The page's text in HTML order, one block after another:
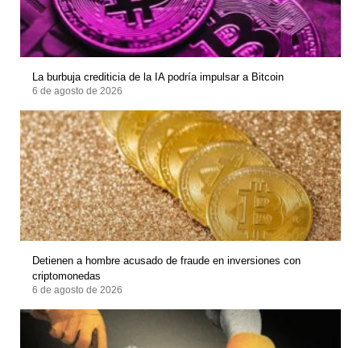
La burbuja crediticia de la IA podría impulsar a Bitcoin
6 de agosto de 2026
Detienen a hombre acusado de fraude en inversiones con
criptomonedas
6 de agosto de 2026